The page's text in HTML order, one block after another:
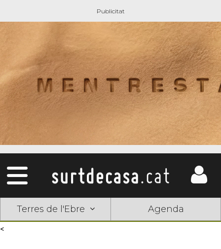
Terres de l'Ebre
Agenda
<